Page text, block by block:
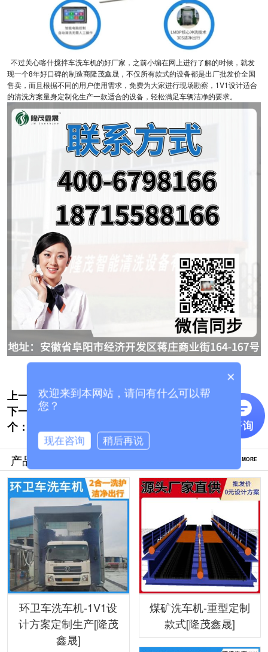
不过关心喀什搅拌车洗车机的好厂家，之前小编在网上进行了解的时候，就发
现一个8年好口碑的制造商隆茂鑫晟，不仅所有款式的设备都是出厂批发价全国
售卖，而且根据不同的用户使用需求，免费为大家进行现场勘察，1V1设计适合
的清洗方案量身定制化生产一款适合的设备，轻松满足车辆洁净的要求。
上一个: 南京大巴自动洗车机-一台也是批发价[隆茂
鑫晟]
下一
个：
全自动洗车设备哪家好[隆茂鑫晟]
产品推荐 MORE
环卫车洗车机-1V1设
计方案定制生产[隆茂
鑫晟]
煤矿洗车机-重型定制
款式[隆茂鑫晟]
×
欢迎来到本网站，请问有什么可以帮
您？
现在咨询 稍后再说